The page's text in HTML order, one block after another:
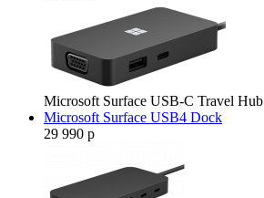
Microsoft Surface USB-C Travel Hub
Microsoft Surface USB4 Dock
29 990 р